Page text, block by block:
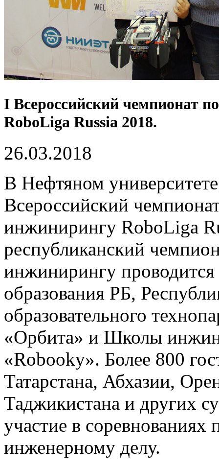
I Всероссийский чемпионат
RoboLiga Russia 2018.
26.03.2018
В Нефтяном
Всероссийский
инжинирингу RoboLiga
республиканский
инжинирингу
образования РБ,
образовательного
«Орбита» и Школы
«Robooky». Более 800
Татарстана, Абхазии,
Таджикистана и других
участие в соревнованиях
инженерному делу.